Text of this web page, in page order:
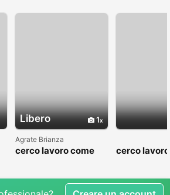
Libero 1
Agrate Brianza
cerco lavoro come
cerco